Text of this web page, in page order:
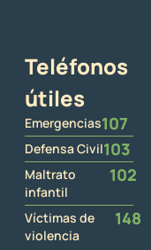
Teléfonos
útiles
Emergencias107
Defensa Civil103
Maltrato
infantil
102
Víctimas de
violencia
148